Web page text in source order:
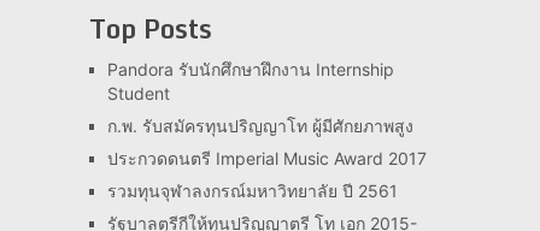
Top Posts
Pandora รับนักศึกษาฝึกงาน Internship
Student
ก.พ. รับสมัครทุนปริญญาโท ผู้มีศักยภาพสูง
ประกวดดนตรี Imperial Music Award 2017
รวมทุนจุฬาลงกรณ์มหาวิทยาลัย ปี 2561
รัฐบาลตุรีกีให้ทุนปริญญาตรี โท เอก 2015-